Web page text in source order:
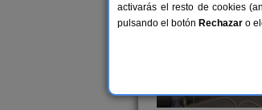
30 €
activarás el resto de cookies
pulsando el botón Rechazar o